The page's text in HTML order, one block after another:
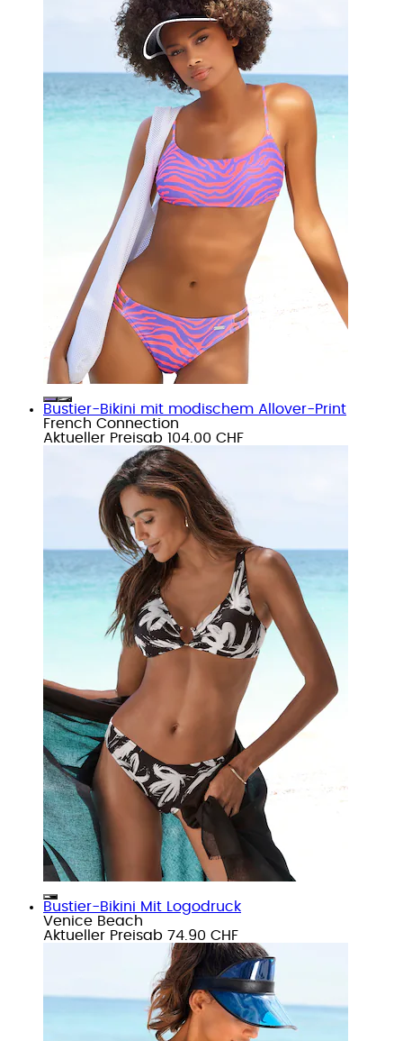
Bustier-Bikini mit modischem Allover-Print
French Connection
Aktueller Preisab 104.00 CHF
Bustier-Bikini Mit Logodruck
Venice Beach
Aktueller Preisab 74.90 CHF